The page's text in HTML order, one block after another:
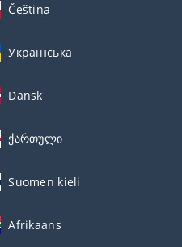
Čeština
Українська
Dansk
ქართული
Suomen kieli
Afrikaans